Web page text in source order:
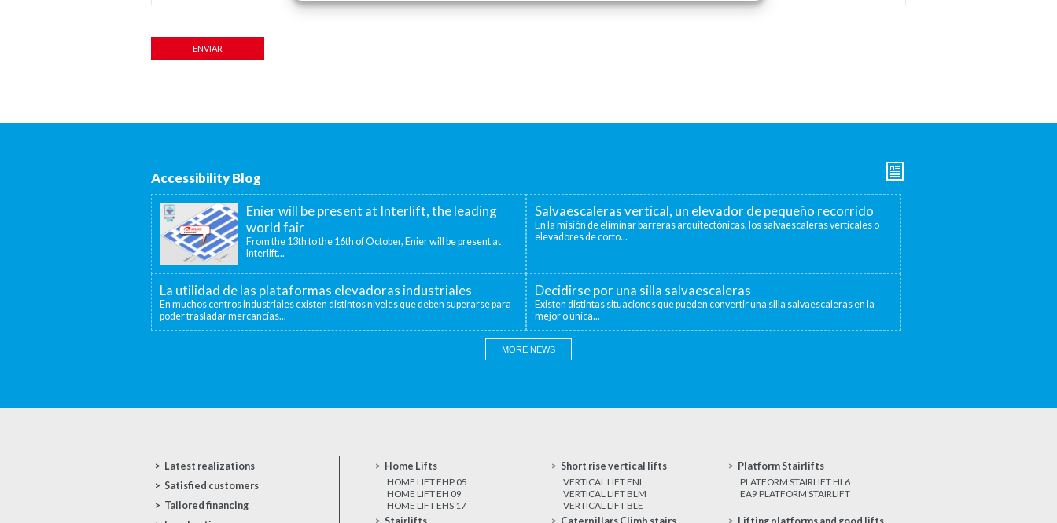
Accessibility Blog
Enier will be present at Interlift, the leading
world fair
From the 13th to the 16th of October, Enier will be present at
Interlift...
Salvaescaleras vertical, un elevador de pequeño recorrido
En la misión de eliminar barreras arquitectónicas, los salvaescaleras verticales o
elevadores de corto...
La utilidad de las plataformas elevadoras industriales
En muchos centros industriales existen distintos niveles que deben superarse para
poder trasladar mercancías...
Decidirse por una silla salvaescaleras
Existen distintas situaciones que pueden convertir una silla salvaescaleras en la
mejor o única...
MORE NEWS
Latest realizations
Satisfied customers
Tailored financing
Home Lifts
HOME LIFT EHP 05
HOME LIFT EH 09
HOME LIFT EHS 17
Short rise vertical lifts
VERTICAL LIFT ENI
VERTICAL LIFT BLM
VERTICAL LIFT BLE
Platform Stairlifts
PLATFORM STAIRLIFT HL6
EA9 PLATFORM STAIRLIFT